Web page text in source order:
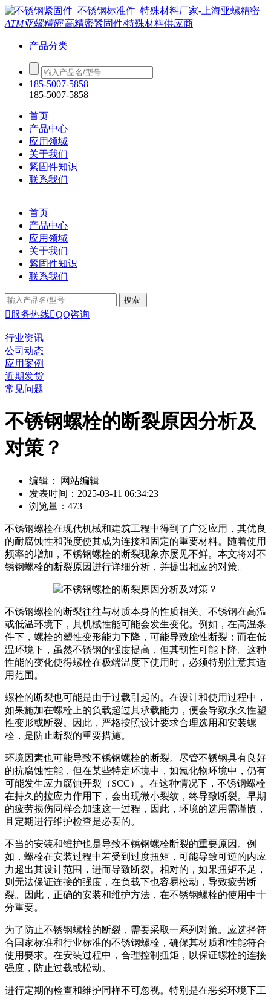
ATM亚螺精密高精密紧固件/特殊材料供应商
产品分类
185-5007-5858
185-5007-5858
首页
产品中心
应用领域
关于我们
紧固件知识
联系我们
首页
产品中心
应用领域
关于我们
紧固件知识
联系我们
 服务热线QQ咨询
行业资讯
公司动态
应用案例
近期发货
常见问题
不锈钢螺栓的断裂原因分析及
对策？
编辑： 网站编辑
发表时间：2025-03-11 06:34:23
浏览量：473
不锈钢螺栓在现代机械和建筑工程中得到了广泛应用，其优良
的耐腐蚀性和强度使其成为连接和固定的重要材料。随着使用
频率的增加，不锈钢螺栓的断裂现象亦屡见不鲜。本文将对不
锈钢螺栓的断裂原因进行详细分析，并提出相应的对策。
不锈钢螺栓的断裂往往与材质本身的性质相关。不锈钢在高温
或低温环境下，其机械性能可能会发生变化。例如，在高温条
件下，螺栓的塑性变形能力下降，可能导致脆性断裂；而在低
温环境下，虽然不锈钢的强度提高，但其韧性可能下降。这种
性能的变化使得螺栓在极端温度下使用时，必须特别注意其适
用范围。
螺栓的断裂也可能是由于过载引起的。在设计和使用过程中，
如果施加在螺栓上的负载超过其承载能力，便会导致永久性塑
性变形或断裂。因此，严格按照设计要求合理选用和安装螺
栓，是防止断裂的重要措施。
环境因素也可能导致不锈钢螺栓的断裂。尽管不锈钢具有良好
的抗腐蚀性能，但在某些特定环境中，如氯化物环境中，仍有
可能发生应力腐蚀开裂（SCC）。在这种情况下，不锈钢螺栓
在持久的拉应力作用下，会出现微小裂纹，终导致断裂。早期
的疲劳损伤同样会加速这一过程，因此，环境的选用需谨慎，
且定期进行维护检查是必要的。
不当的安装和维护也是导致不锈钢螺栓断裂的重要原因。例
如，螺栓在安装过程中若受到过度扭矩，可能导致可逆的内应
力超出其设计范围，进而导致断裂。相对的，如果扭矩不足，
则无法保证连接的强度，在负载下也容易松动，导致疲劳断
裂。因此，正确的安装和维护方法，在不锈钢螺栓的使用中十
分重要。
为了防止不锈钢螺栓的断裂，需要采取一系列对策。应选择符
合国家标准和行业标准的不锈钢螺栓，确保其材质和性能符合
使用要求。在安装过程中，合理控制扭矩，以保证螺栓的连接
强度，防止过载或松动。
进行定期的检查和维护同样不可忽视。特别是在恶劣环境下工